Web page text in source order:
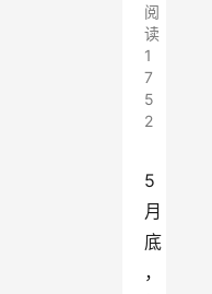
阅
读
1
7
5
2
5
月
底
，